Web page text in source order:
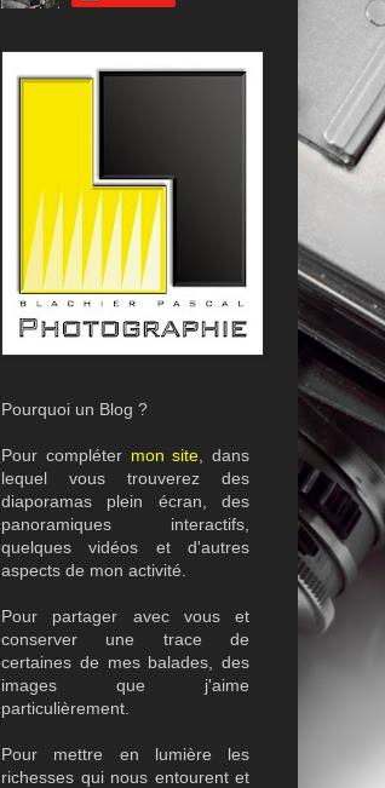
Pourquoi un Blog ?
Pour compléter mon site , dans
lequel vous trouverez des
diaporamas plein écran, des
panoramiques interactifs,
quelques vidéos et d'autres
aspects de mon activité.
Pour partager avec vous et
conserver une trace de
certaines de mes balades, des
images que j'aime
particulièrement.
Pour mettre en lumière les
richesses qui nous entourent et